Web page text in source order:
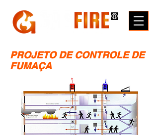
PROJETO DE CONTROLE DE
FUMAÇA